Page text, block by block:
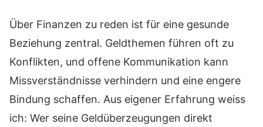
Über Finanzen zu reden ist für eine gesunde
Beziehung zentral. Geldthemen führen oft zu
Konflikten, und offene Kommunikation kann
Missverständnisse verhindern und eine engere
Bindung schaffen. Aus eigener Erfahrung weiss
ich: Wer seine Geldüberzeugungen direkt